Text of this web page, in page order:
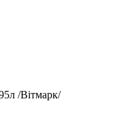
/Вітмарк/